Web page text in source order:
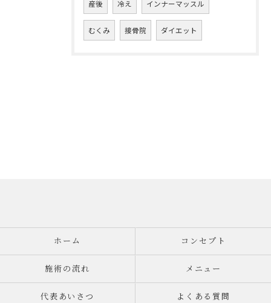
産後 冷え インナーマッスル
むくみ 接骨院 ダイエット
ホーム コンセプト
施術の流れ メニュー
代表あいさつ よくある質問